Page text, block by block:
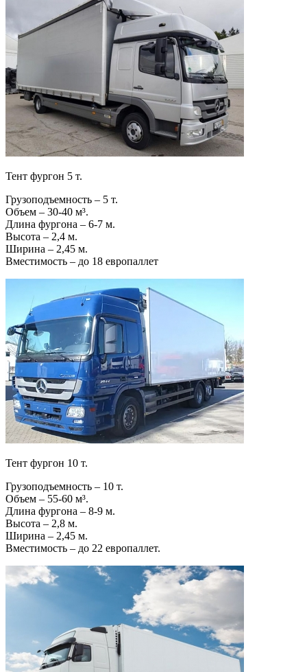
Тент фургон 5 т.
Грузоподъемность – 5 т.
Объем – 30-40 м³.
Длина фургона – 6-7 м.
Высота – 2,4 м.
Ширина – 2,45 м.
Вместимость – до 18 европаллет
Тент фургон 10 т.
Грузоподъемность – 10 т.
Объем – 55-60 м³.
Длина фургона – 8-9 м.
Высота – 2,8 м.
Ширина – 2,45 м.
Вместимость – до 22 европаллет.